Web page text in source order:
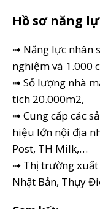
Hồ sơ năng
➟ Năng lực nhân
nghiệm và 1.000
➟ Số lượng nhà
tích 20.000m2,
➟ Cung cấp các
hiệu lớn nội địa
Post, TH Milk,…
➟ Thị trường xuất
Nhật Bản, Thụy